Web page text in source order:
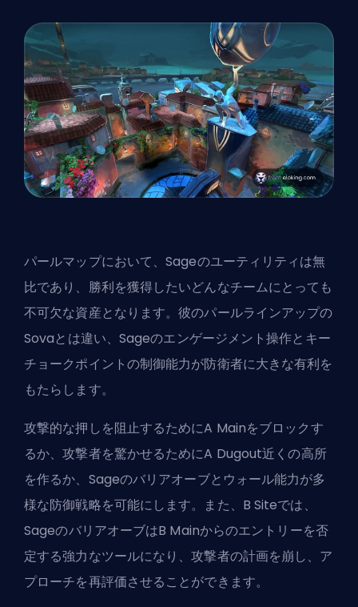
パールマップにおいて、Sageのユーティリティは無
比であり、勝利を獲得したいどんなチームにとっても
不可欠な資産となります。彼のパールラインアップの
Sovaとは違い、Sageのエンゲージメント操作とキー
チョークポイントの制御能力が防衛者に大きな有利を
もたらします。
攻撃的な押しを阻止するためにA Mainをブロックす
るか、攻撃者を驚かせるためにA Dugout近くの高所
を作るか、Sageのバリアオーブとウォール能力が多
様な防御戦略を可能にします。また、B Siteでは、
SageのバリアオーブはB Mainからのエントリーを否
定する強力なツールになり、攻撃者の計画を崩し、ア
プローチを再評価させることができます。